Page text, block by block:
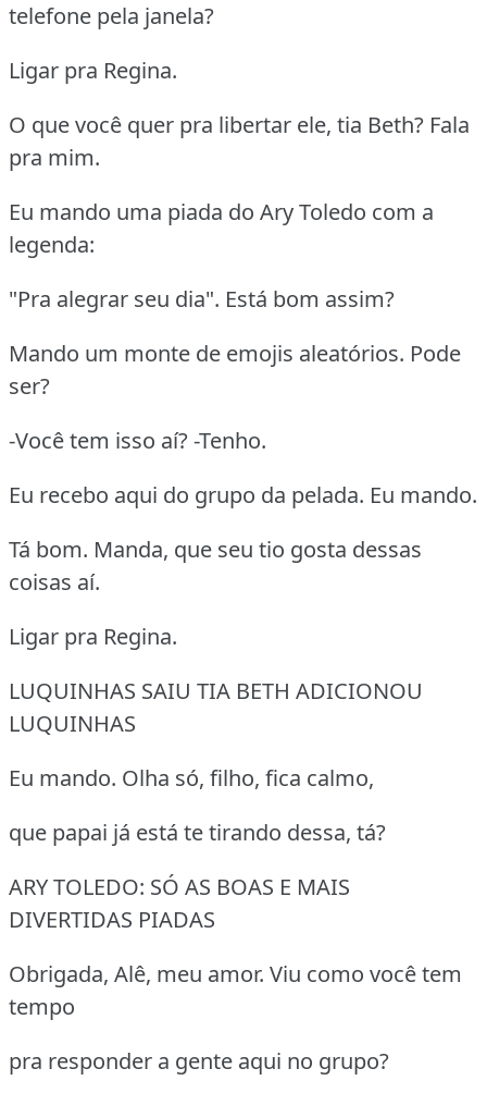
telefone pela janela?
Ligar pra Regina.
O que você quer pra libertar ele, tia Beth? Fala
pra mim.
Eu mando uma piada do Ary Toledo com a
legenda:
"Pra alegrar seu dia". Está bom assim?
Mando um monte de emojis aleatórios. Pode
ser?
-Você tem isso aí? -Tenho.
Eu recebo aqui do grupo da pelada. Eu mando.
Tá bom. Manda, que seu tio gosta dessas
coisas aí.
Ligar pra Regina.
LUQUINHAS SAIU TIA BETH ADICIONOU
LUQUINHAS
Eu mando. Olha só, filho, fica calmo,
que papai já está te tirando dessa, tá?
ARY TOLEDO: SÓ AS BOAS E MAIS
DIVERTIDAS PIADAS
Obrigada, Alê, meu amor. Viu como você tem
tempo
pra responder a gente aqui no grupo?